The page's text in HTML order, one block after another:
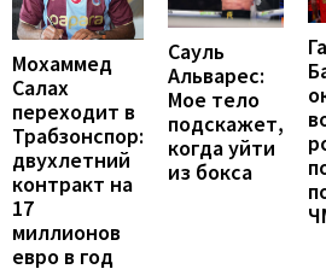
Мохаммед
Салах
переходит в
Трабзонспор:
двухлетний
контракт на
17
миллионов
евро в год
Сауль
Альварес:
Мое тело
подскажет,
когда уйти
из бокса